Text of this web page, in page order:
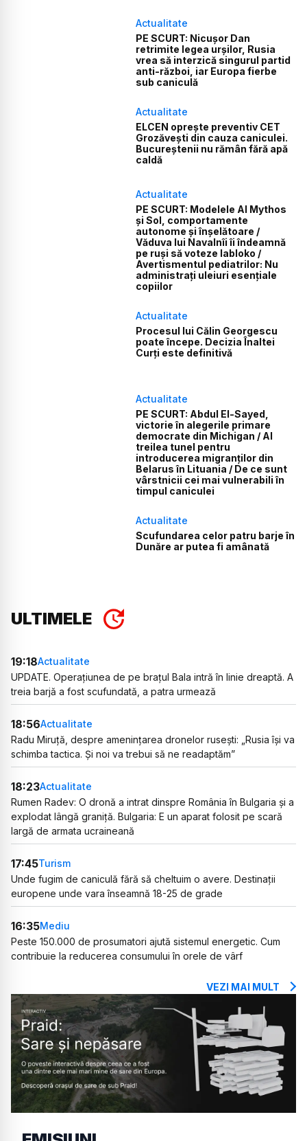
Actualitate
PE SCURT: Nicușor Dan
retrimite legea urșilor, Rusia
vrea să interzică singurul partid
anti-război, iar Europa fierbe
sub caniculă
Actualitate
ELCEN oprește preventiv CET
Grozăvești din cauza caniculei.
Bucureștenii nu rămân fără apă
caldă
Actualitate
PE SCURT: Modelele AI Mythos
și Sol, comportamente
autonome și înșelătoare /
Văduva lui Navalnîi îi îndeamnă
pe ruși să voteze Iabloko /
Avertismentul pediatrilor: Nu
administrați uleiuri esențiale
copiilor
Actualitate
Procesul lui Călin Georgescu
poate începe. Decizia Înaltei
Curți este definitivă
Actualitate
PE SCURT: Abdul El-Sayed,
victorie în alegerile primare
democrate din Michigan / Al
treilea tunel pentru
introducerea migranților din
Belarus în Lituania / De ce sunt
vârstnicii cei mai vulnerabili în
timpul caniculei
Actualitate
Scufundarea celor patru barje în
Dunăre ar putea fi amânată
ULTIMELE
19:18Actualitate
UPDATE. Operațiunea de pe brațul Bala intră în linie dreaptă. A
treia barjă a fost scufundată, a patra urmează
18:56Actualitate
Radu Miruță, despre amenințarea dronelor rusești: „Rusia își va
schimba tactica. Și noi va trebui să ne readaptăm”
18:23Actualitate
Rumen Radev: O dronă a intrat dinspre România în Bulgaria și a
explodat lângă graniță. Bulgaria: E un aparat folosit pe scară
largă de armata ucraineană
17:45Turism
Unde fugim de caniculă fără să cheltuim o avere. Destinații
europene unde vara înseamnă 18-25 de grade
16:35Mediu
Peste 150.000 de prosumatori ajută sistemul energetic. Cum
contribuie la reducerea consumului în orele de vârf
VEZI MAI MULT